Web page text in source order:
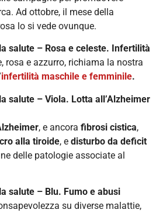
Ad ottobre, il mese della
lo si vede ovunque.
salute – Rosa e celeste. Infertilità
rosa e azzurro, richiama la nostra
infertilità maschile e femminile.
salute – Viola. Lotta all’Alzheimer
, e ancora fibrosi cistica,
alla tiroide, e disturbo da deficit
delle patologie associate al
salute – Blu. Fumo e abusi
su diverse malattie,